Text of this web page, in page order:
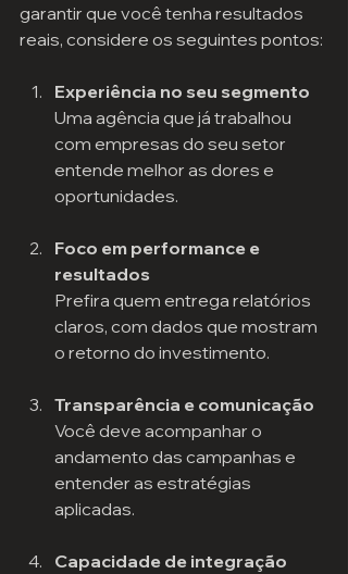
garantir que você tenha resultados
reais, considere os seguintes pontos:
Experiência no seu segmento
Uma agência que já trabalhou
com empresas do seu setor
entende melhor as dores e
oportunidades.
Foco em performance e
resultados
Prefira quem entrega relatórios
claros, com dados que mostram
o retorno do investimento.
Transparência e comunicação
Você deve acompanhar o
andamento das campanhas e
entender as estratégias
aplicadas.
Capacidade de integração